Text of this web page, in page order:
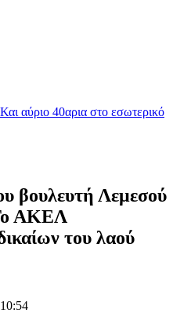
Και αύριο 40αρια στο εσωτερικό
βουλευτή Λεμεσού
ΑΚΕΛ
του λαού